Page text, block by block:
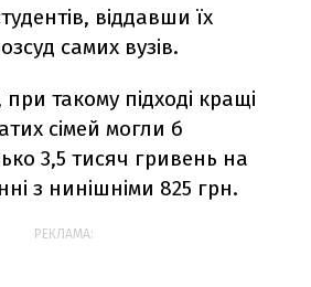
віддавши їх
самих вузів.
такому підході кращі
сімей могли б
3,5 тисяч гривень на
з нинішніми 825 грн.
РЕКЛАМА: